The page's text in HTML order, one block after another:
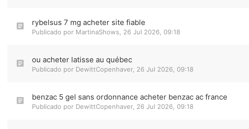
rybelsus 7 mg acheter site fiable
Publicado por MartinaShows 26 Jul 2026, 09:18
ou acheter latisse au québec
Publicado por DewittCopenhaver, 26 Jul 2026, 09:18
benzac 5 gel sans ordonnance acheter benzac ac france
Publicado por DewittCopenhaver, 26 Jul 2026, 09:18